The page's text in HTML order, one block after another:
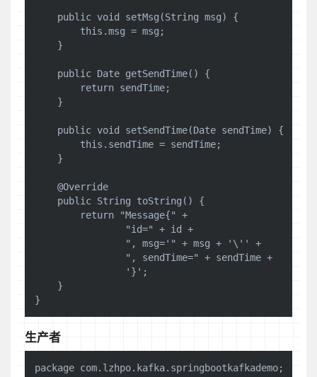
    public void setMsg(String msg) {
        this.msg = msg;
    }
    public Date getSendTime() {
        return sendTime;
    }
    public void setSendTime(Date sendTime) {
        this.sendTime = sendTime;
    }
    @Override
    public String toString() {
        return "Message{" +
                "id=" + id +
                ", msg='" + msg + '\'' +
                ", sendTime=" + sendTime +
                '}';
    }
生产者
package com.lzhpo.kafka.springbootkafkademo;